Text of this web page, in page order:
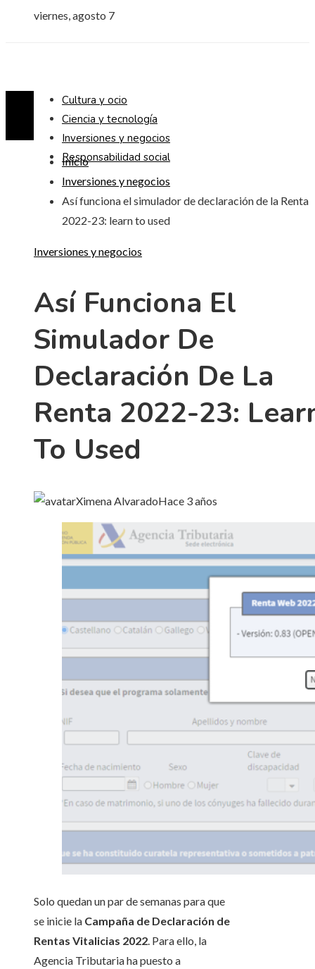
viernes, agosto 7
Cultura y ocio
Ciencia y tecnología
Inversiones y negocios
Responsabilidad social
Inicio
Inversiones y negocios
Así funciona el simulador de declaración de la Renta
2022-23: learn to used
Inversiones y negocios
Así Funciona El
Simulador De
Declaración De La
Renta 2022-23:
To Used
Ximena AlvaradoHace 3 años
Solo quedan un par de semanas para que
se inicie la Campaña de Declaración de
Rentas Vitalicias 2022. Para ello, la
Agencia Tributaria ha puesto a